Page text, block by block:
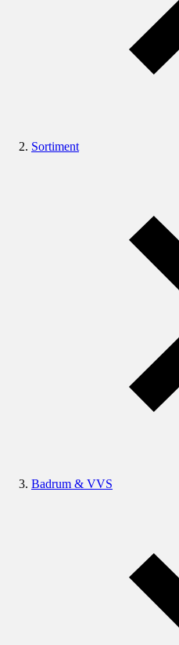
Sortiment
Badrum & VVS